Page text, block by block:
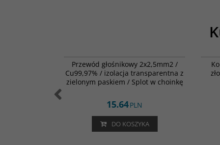
Przewód głośnikowy 2x2,5mm2 /
Cu99,97% / izolacja transparentna z
zielonym paskiem / Splot w choinkę
15.64PLN
DO KOSZYKA